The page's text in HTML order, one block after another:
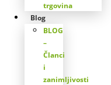
trgovina
Blog
BLOG
–
Članci
i
zanimljivosti